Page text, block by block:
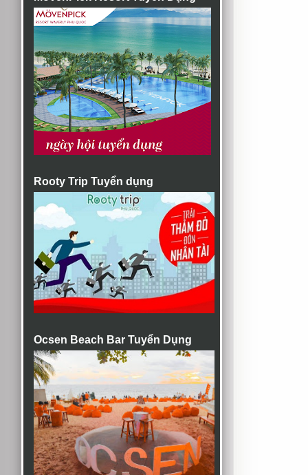
Rooty Trip Tuyển dụng
Ocsen Beach Bar Tuyển Dụng